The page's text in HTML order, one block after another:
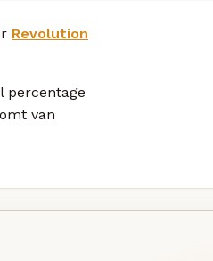
Revolution
percentage
van